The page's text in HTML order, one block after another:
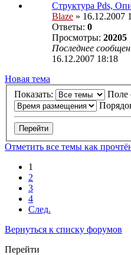
Структура Pds,
Blaze » 16.12.2007
Ответы: 0
Просмотры: 20205
Последнее
16.12.2007 18:18
Новая тема
Показать:
Поле
Отметить все темы как
1
2
3
4
След.
Вернуться к списку форумов
Перейти